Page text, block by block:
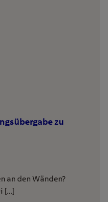
zu
an den Wänden?
[…]